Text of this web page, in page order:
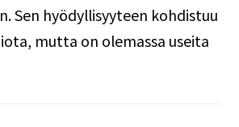
Sen hyödyllisyyteen kohdistuu
mutta on olemassa useita